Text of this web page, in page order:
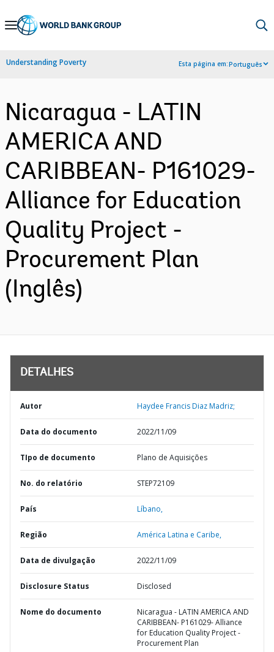
Skip
Navigation
Understanding Poverty Esta página em:Português
Nicaragua - LATIN
AMERICA AND
CARIBBEAN- P161029-
Alliance for Education
Quality Project -
Procurement Plan
(Inglês)
DETALHES
Autor Haydee Francis Diaz Madriz;
Data do documento 2022/11/09
TIpo de documento Plano de Aquisições
No. do relatório STEP72109
País Líbano,
Região América Latina e Caribe,
Data de divulgação 2022/11/09
Disclosure Status Disclosed
Nome do documento
Nicaragua - LATIN AMERICA AND
CARIBBEAN- P161029- Alliance
for Education Quality Project -
Procurement Plan